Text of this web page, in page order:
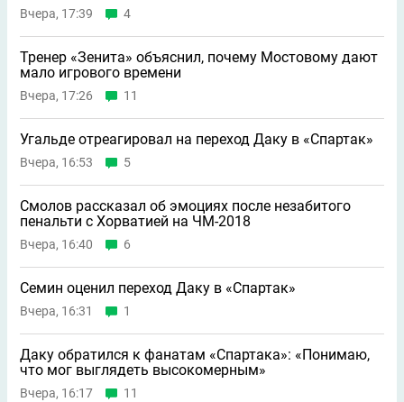
Вчера, 17:39 4
Тренер «Зенита» объяснил, почему Мостовому дают
мало игрового времени
Вчера, 17:26 11
Угальде отреагировал на переход Даку в «Спартак»
Вчера, 16:53 5
Смолов рассказал об эмоциях после незабитого
пенальти с Хорватией на ЧМ-2018
Вчера, 16:40 6
Семин оценил переход Даку в «Спартак»
Вчера, 16:31 1
Даку обратился к фанатам «Спартака»: «Понимаю,
что мог выглядеть высокомерным»
Вчера, 16:17 11